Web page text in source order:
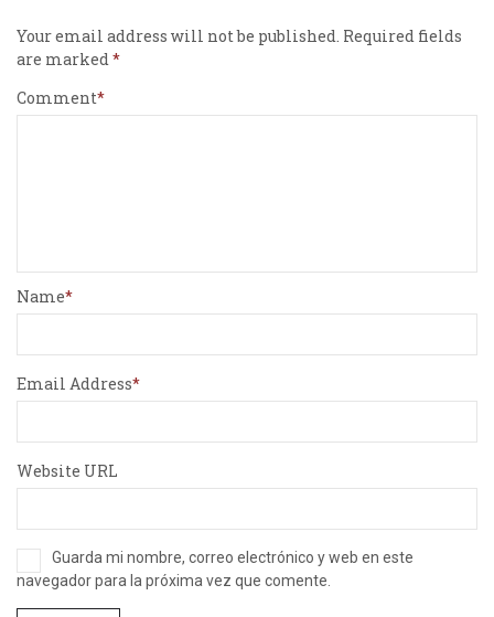
Your email address will not be published. Required fields
are marked
Comment
Name
Email Address
Website URL
Guarda mi nombre, correo electrónico y web en este
navegador para la próxima vez que comente.